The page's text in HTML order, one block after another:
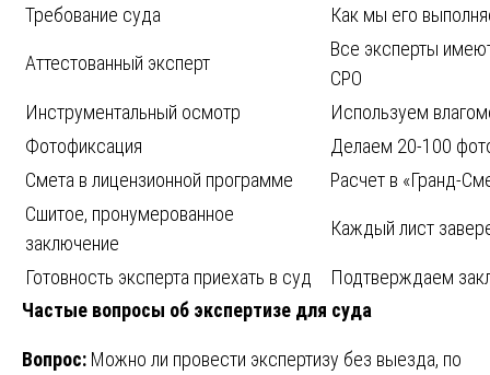
Требование суда Как мы его
Аттестованный эксперт
Все эксперты
СРО
Инструментальный осмотр
Используем
Фотофиксация
Делаем 20-100
Смета в лицензионной программе
Расчет в «Гранд-
Сшитое, пронумерованное
заключение
Каждый лист
Готовность эксперта приехать в суд
Подтверждаем
Частые вопросы об экспертизе для суда
Вопрос: Можно ли провести экспертизу без выезда, по